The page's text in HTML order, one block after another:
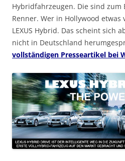
Hybridfahrzeugen. Die sind zum
Renner. Wer in Hollywood
LEXUS Hybrid. Das scheint sich
nicht in Deutschland
vollständigen Presseartikel bei